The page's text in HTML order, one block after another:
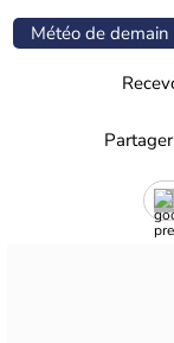
Météo de demain
Partager